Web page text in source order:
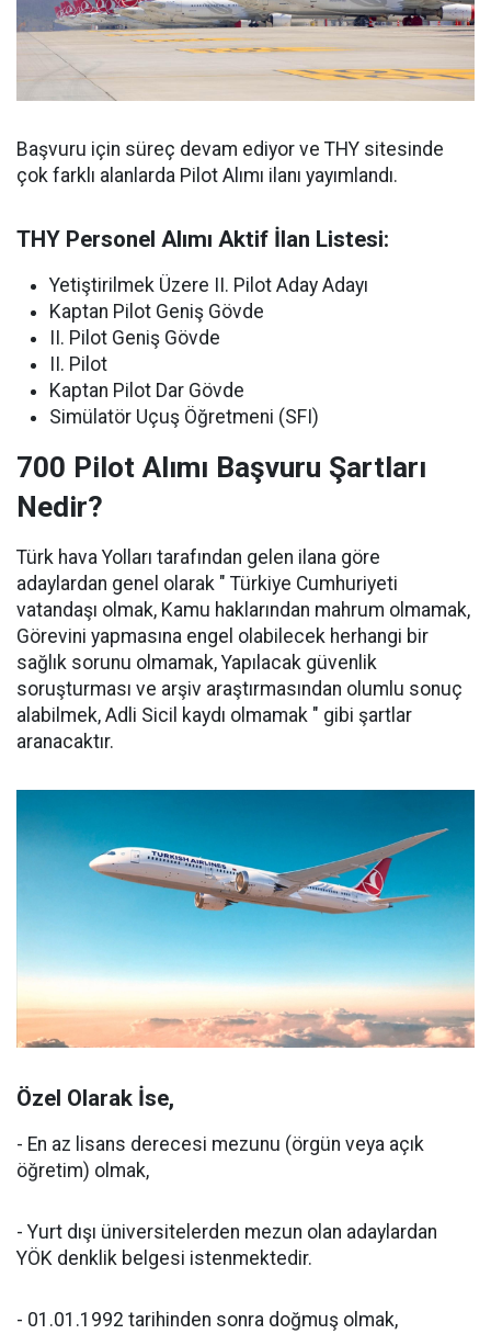
Başvuru için süreç devam ediyor ve THY sitesinde
çok farklı alanlarda Pilot Alımı ilanı yayımlandı.
THY Personel Alımı Aktif İlan Listesi:
Yetiştirilmek Üzere II. Pilot Aday Adayı
Kaptan Pilot Geniş Gövde
II. Pilot Geniş Gövde
II. Pilot
Kaptan Pilot Dar Gövde
Simülatör Uçuş Öğretmeni (SFI)
700 Pilot Alımı Başvuru Şartları
Nedir?
Türk hava Yolları tarafından gelen ilana göre
adaylardan genel olarak " Türkiye Cumhuriyeti
vatandaşı olmak, Kamu haklarından mahrum olmamak,
Görevini yapmasına engel olabilecek herhangi bir
sağlık sorunu olmamak, Yapılacak güvenlik
soruşturması ve arşiv araştırmasından olumlu sonuç
alabilmek, Adli Sicil kaydı olmamak " gibi şartlar
aranacaktır.
Özel Olarak İse,
- En az lisans derecesi mezunu (örgün veya açık
öğretim) olmak,
- Yurt dışı üniversitelerden mezun olan adaylardan
YÖK denklik belgesi istenmektedir.
- 01.01.1992 tarihinden sonra doğmuş olmak,